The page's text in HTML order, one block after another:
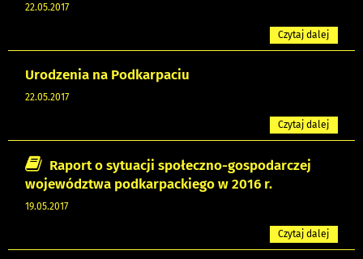
22.05.2017
Czytaj dalej
Urodzenia na Podkarpaciu
22.05.2017
Czytaj dalej
Raport o sytuacji społeczno-gospodarczej
województwa podkarpackiego w 2016 r.
19.05.2017
Czytaj dalej